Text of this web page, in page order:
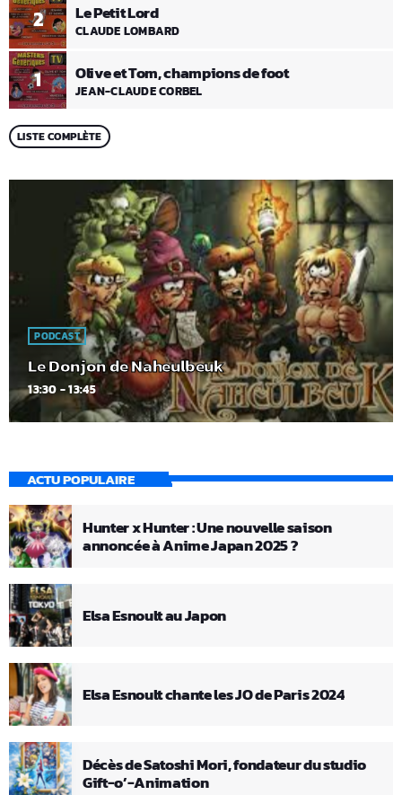
1 Olive et Tom, champions de foot
JEAN-CLAUDE CORBEL
2 Le Petit Lord
CLAUDE LOMBARD
LISTE COMPLÈTE
PODCAST
Le Donjon de Naheulbeuk
13:30 - 13:45
ACTU POPULAIRE
Hunter x Hunter : Une nouvelle saison
annoncée à Anime Japan 2025 ?
Elsa Esnoult au Japon
Elsa Esnoult chante les JO de Paris 2024
Décès de Satoshi Mori, fondateur du studio
Gift-o’-Animation